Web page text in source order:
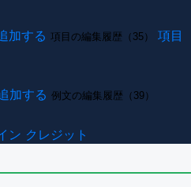
加する 項目の編集履歴（35）
項目
加する 例文の編集履歴（39）
ン クレジット